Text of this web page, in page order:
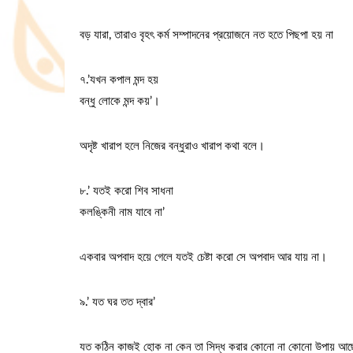
বড় যারা, তারাও বৃহৎ কর্ম সম্পাদনের প্রয়োজনে নত হতে পিছপা হয় না
৭.’যখন কপাল মন্দ হয়
বন্ধু লোকে মন্দ কয়’।
অদৃষ্ট খারাপ হলে নিজের বন্ধুরাও খারাপ কথা বলে।
৮.’ যতই করো শিব সাধনা
কলঙ্কিনী নাম যাবে না’
একবার অপবাদ হয়ে গেলে যতই চেষ্টা করো সে অপবাদ আর যায় না।
৯.’ যত ঘর তত দ্বার’
যত কঠিন কাজই হোক না কেন তা সিদ্ধ করার কোনো না কোনো উপায়